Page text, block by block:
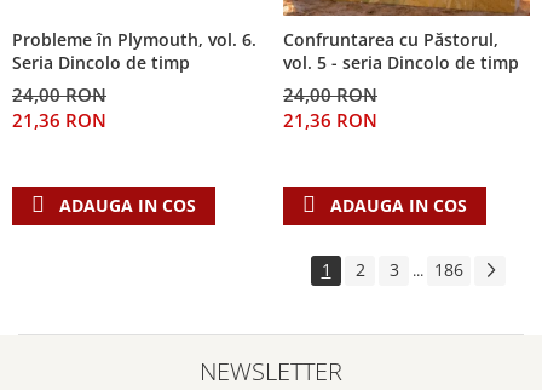
Probleme în Plymouth, vol. 6.
Seria Dincolo de timp
24,00 RON
21,36 RON
ADAUGA IN COS
Confruntarea cu Păstorul,
vol. 5 - seria Dincolo de timp
24,00 RON
21,36 RON
ADAUGA IN COS
1 2 3 ... 186
NEWSLETTER